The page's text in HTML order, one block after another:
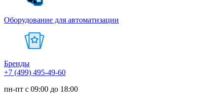
Оборудование для автоматизации
Бренды
+7 (499) 495-49-60
пн-пт с 09:00 до 18:00